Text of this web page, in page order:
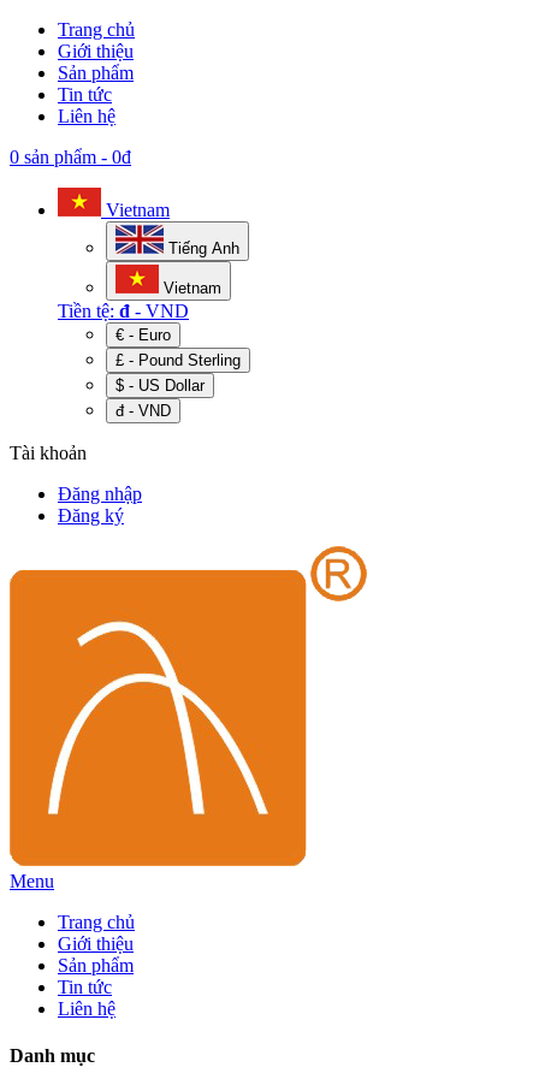
Trang chủ
Giới thiệu
Sản phẩm
Tin tức
Liên hệ
0 sản phẩm - 0đ
Vietnam
Tiếng Anh
Vietnam
Tiền tệ: đ - VND
€ - Euro
£ - Pound Sterling
$ - US Dollar
đ - VND
Tài khoản
Đăng nhập
Đăng ký
Menu
Trang chủ
Giới thiệu
Sản phẩm
Tin tức
Liên hệ
Danh mục